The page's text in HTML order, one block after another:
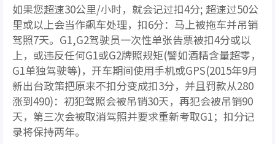
如果您超速30公里/小时，就会记过扣4分; 超速过50公
里或以上会当作飙车处理，扣6分：马上被拖车并吊销
驾照7天。G1,G2驾驶员一次性单张告票被扣4分或以
上，或违反任何G1或G2牌照规矩(譬如酒精含量超零，
G1单独驾驶等)，开车期间使用手机或GPS(2015年9月
新出台政策把原来不扣分变成扣3分，并且罚款从280
涨到490)：初犯驾照会被吊销30天，再犯会被吊销90
天，第三次会被取消驾照并要求重新考取G1；扣分记
录将保持两年。